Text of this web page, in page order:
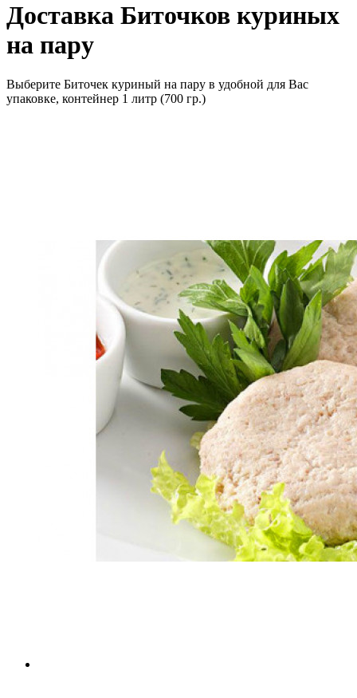
Доставка Биточков куриных
на пару
Выберите Биточек куриный на пару в удобной для Вас
упаковке, контейнер 1 литр (700 гр.)